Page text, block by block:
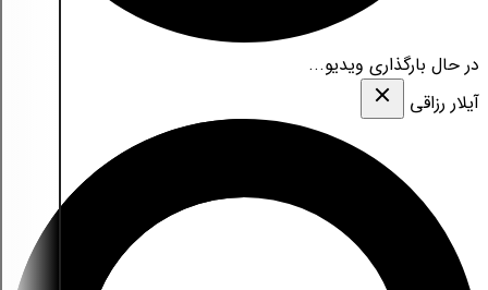
در حال بارگذاری ویدیو...
آیلار رزاقی